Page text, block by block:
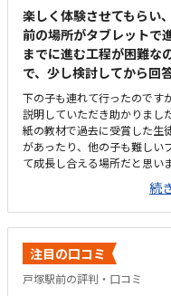
楽しく体験させてもらい
前の場所がタブレットで
までに進む工程が困難な
で、少し検討してから回
下の子も連れて行ったのです
説明していただき助かりまし
紙の教材で過去に受賞した生
があったり、他の子も難しい
て成長し合える場所だと思い
は、平日の送迎のやりくり）
検討する必要があると感じて
進めているのもいい刺激にな
姿勢が良かったです。打倒な
なりに高いので、月謝も含め
とないロボットや、気になる
ナーがあったり、気持ちを落
続
注目の口コミ
戸塚駅前の評判・口コミ